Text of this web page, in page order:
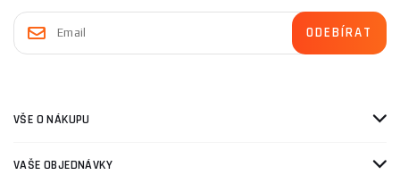
VŠE O NÁKUPU
VAŠE OBJEDNÁVKY